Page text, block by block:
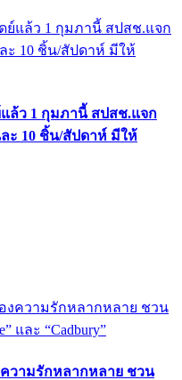
ล้ว 1 กุมภานี้ สปสช.แจก
ะ 10 ชิ้น/สัปดาห์ มีให้
วามรักหลากหลาย ชวน